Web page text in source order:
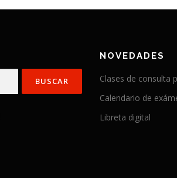
NOVEDADES
Clases de consulta
Calendario de
Libreta digital